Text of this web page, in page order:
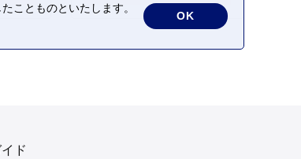
ド
ことものといたします。
OK